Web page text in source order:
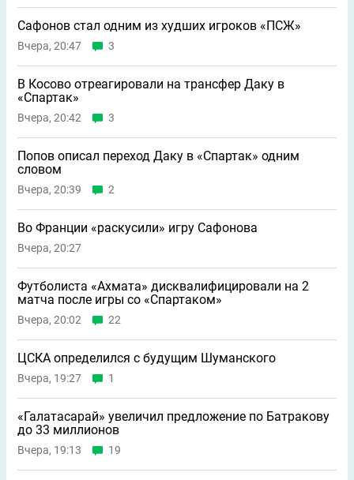
Сафонов стал одним из худших игроков «ПСЖ»
Вчера, 20:47 3
В Косово отреагировали на трансфер Даку в
«Спартак»
Вчера, 20:42 3
Попов описал переход Даку в «Спартак» одним
словом
Вчера, 20:39 2
Во Франции «раскусили» игру Сафонова
Вчера, 20:27
Футболиста «Ахмата» дисквалифицировали на 2
матча после игры со «Спартаком»
Вчера, 20:02 22
ЦСКА определился с будущим Шуманского
Вчера, 19:27 1
«Галатасарай» увеличил предложение по Батракову
до 33 миллионов
Вчера, 19:13 19